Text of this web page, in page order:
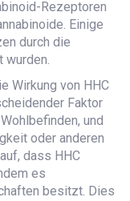
Rezeptoren
Einige
durch die
wurden.
Wirkung von HHC
Faktor
und
oder anderen
dass HHC
es
besitzt. Dies